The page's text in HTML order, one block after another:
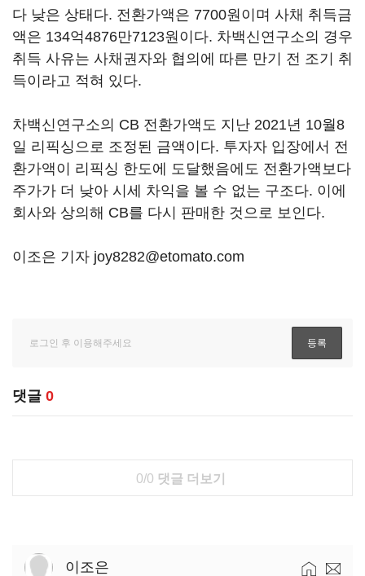
다 낮은 상태다. 전환가액은 7700원이며 사채 취득금
액은 134억4876만7123원이다. 차백신연구소의 경우
취득 사유는 사채권자와 협의에 따른 만기 전 조기 취
득이라고 적혀 있다.
차백신연구소의 CB 전환가액도 지난 2021년 10월8
일 리픽싱으로 조정된 금액이다. 투자자 입장에서 전
환가액이 리픽싱 한도에 도달했음에도 전환가액보다
주가가 더 낮아 시세 차익을 볼 수 없는 구조다. 이에
회사와 상의해 CB를 다시 판매한 것으로 보인다.
이조은 기자 joy8282@etomato.com
댓글 0
0/0 댓글 더보기
이조은